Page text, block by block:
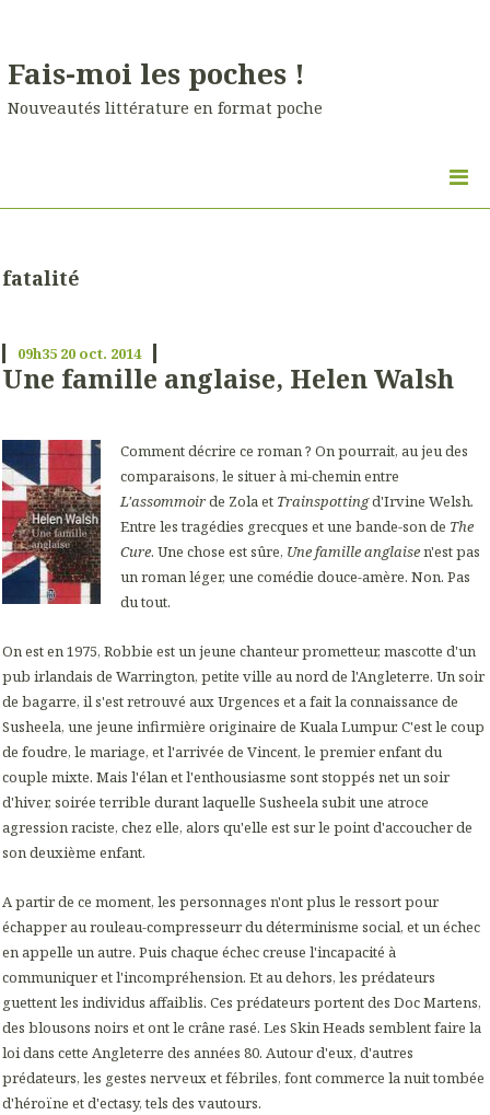
Fais-moi les poches !
Nouveautés littérature en format poche
fatalité
09h35 20 oct. 2014
Une famille anglaise, Helen Walsh
Comment décrire ce roman ? On pourrait, au jeu des
comparaisons, le situer à mi-chemin entre
L'assommoirde Zola et Trainspottingd'Irvine Welsh.
Entre les tragédies grecques et une bande-son de The
Cure. Une chose est sûre, Une famille anglaisen'est pas
un roman léger, une comédie douce-amère. Non. Pas
du tout.
On est en 1975, Robbie est un jeune chanteur prometteur, mascotte d'un
pub irlandais de Warrington, petite ville au nord de l'Angleterre. Un soir
de bagarre, il s'est retrouvé aux Urgences et a fait la connaissance de
Susheela, une jeune infirmière originaire de Kuala Lumpur. C'est le coup
de foudre, le mariage, et l'arrivée de Vincent, le premier enfant du
couple mixte. Mais l'élan et l'enthousiasme sont stoppés net un soir
d'hiver, soirée terrible durant laquelle Susheela subit une atroce
agression raciste, chez elle, alors qu'elle est sur le point d'accoucher de
son deuxième enfant.
A partir de ce moment, les personnages n'ont plus le ressort pour
échapper au rouleau-compresseurr du déterminisme social, et un échec
en appelle un autre. Puis chaque échec creuse l'incapacité à
communiquer et l'incompréhension. Et au dehors, les prédateurs
guettent les individus affaiblis. Ces prédateurs portent des Doc Martens,
des blousons noirs et ont le crâne rasé. Les Skin Heads semblent faire la
loi dans cette Angleterre des années 80. Autour d'eux, d'autres
prédateurs, les gestes nerveux et fébriles, font commerce la nuit tombée
d'héroïne et d'ectasy, tels des vautours.